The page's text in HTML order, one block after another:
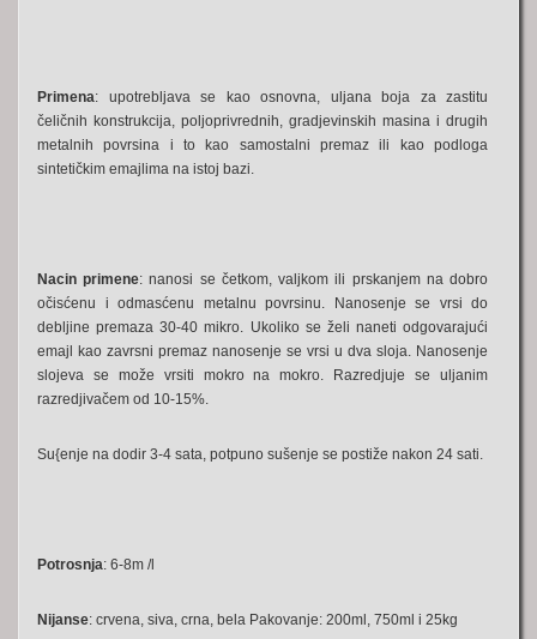
Primena: upotrebljava se kao osnovna, uljana boja za zastitu
čeličnih konstrukcija, poljoprivrednih, gradjevinskih masina i drugih
metalnih povrsina i to kao samostalni premaz ili kao podloga
sintetičkim emajlima na istoj bazi.
Nacin primene: nanosi se četkom, valjkom ili prskanjem na dobro
očisćenu i odmasćenu metalnu povrsinu. Nanosenje se vrsi do
debljine premaza 30-40 mikro. Ukoliko se želi naneti odgovarajući
emajl kao zavrsni premaz nanosenje se vrsi u dva sloja. Nanosenje
slojeva se može vrsiti mokro na mokro. Razredjuje se uljanim
razredjivačem od 10-15%.
Su{enje na dodir 3-4 sata, potpuno sušenje se postiže nakon 24 sati.
Potrosnja: 6-8m /l
Nijanse: crvena, siva, crna, bela Pakovanje: 200ml, 750ml i 25kg